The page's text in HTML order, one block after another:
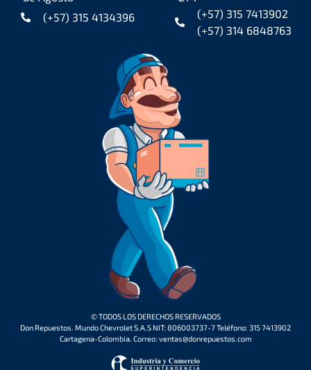
(+57) 315 4134396
(+57) 315 7413902
(+57) 314 6848763
© TODOS LOS DERECHOS RESERVADOS
Don Repuestos. Mundo Chevrolet S.A.S NIT: 806003737-7 Teléfono: 315 7413902
Cartagena-Colombia. Correo: ventas@donrepuestos.com